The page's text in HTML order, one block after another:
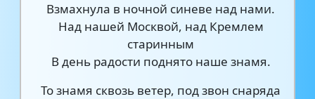
Взмахнула в ночной синеве над нами.
Над нашей Москвой, над Кремлем
старинным
В день радости поднято наше знамя.
То знамя сквозь ветер, под звон снаряда